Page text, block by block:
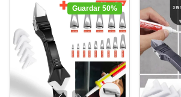
Guardar 50%